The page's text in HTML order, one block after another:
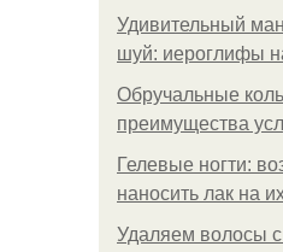
Удивительный
шуй: иероглифы
Обручальные
преимущества
Гелевые ногти:
наносить лак на
Удаляем волосы